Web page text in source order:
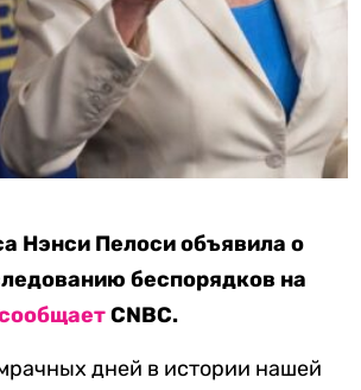
Нэнси Пелоси объявила о
беспорядков на
CNBC.
дней в истории нашей